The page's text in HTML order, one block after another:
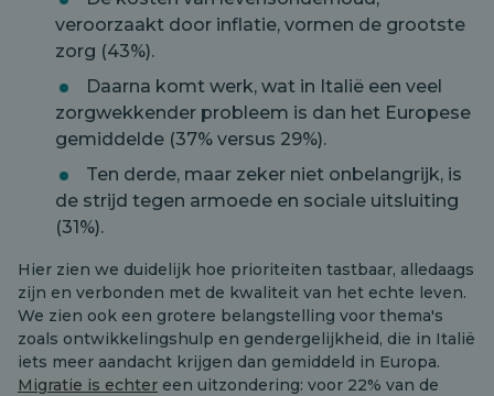
veroorzaakt door inflatie, vormen de grootste
zorg (43%).
Daarna komt werk, wat in Italië een veel
zorgwekkender probleem is dan het Europese
gemiddelde (37% versus 29%).
Ten derde, maar zeker niet onbelangrijk, is
de strijd tegen armoede en sociale uitsluiting
(31%).
Hier zien we duidelijk hoe prioriteiten tastbaar, alledaags
zijn en verbonden met de kwaliteit van het echte leven.
We zien ook een grotere belangstelling voor thema's
zoals ontwikkelingshulp en gendergelijkheid, die in Italië
iets meer aandacht krijgen dan gemiddeld in Europa.
Migratie is echter een uitzondering: voor 22% van de